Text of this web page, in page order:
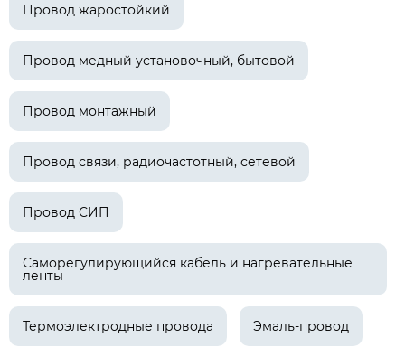
Провод жаростойкий
Провод медный установочный, бытовой
Провод монтажный
Провод связи, радиочастотный, сетевой
Провод СИП
Саморегулирующийся кабель и нагревательные
ленты
Термоэлектродные провода Эмаль-провод